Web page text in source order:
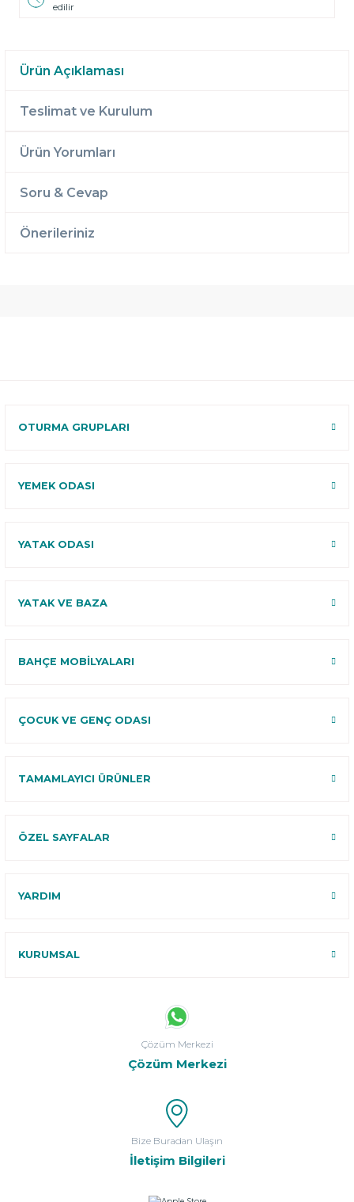
edilir
Ürün Açıklaması
Teslimat ve Kurulum
Ürün Yorumları
Soru & Cevap
Önerileriniz
OTURMA GRUPLARI
YEMEK ODASI
YATAK ODASI
YATAK VE BAZA
BAHÇE MOBİLYALARI
ÇOCUK VE GENÇ ODASI
TAMAMLAYICI ÜRÜNLER
ÖZEL SAYFALAR
YARDIM
KURUMSAL
Çözüm Merkezi
Çözüm Merkezi
Bize Buradan Ulaşın
İletişim Bilgileri